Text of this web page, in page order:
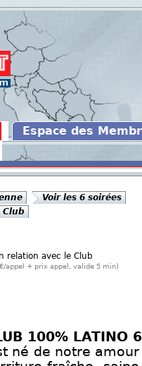
Espace des
Voir les 6 soirées
Club
relation avec le Club
appel + prix appel, valide 5 min)
100% LATINO
né de notre